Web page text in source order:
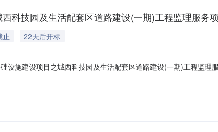
科技园及生活配套区道路建设(一期)工程监理服务
止
22天后开标
设施建设项目之城西科技园及生活配套区道路建设(一期)工程监理
镇化基础设施建设项目之城西科技园及生活配套区道路建设(一期)